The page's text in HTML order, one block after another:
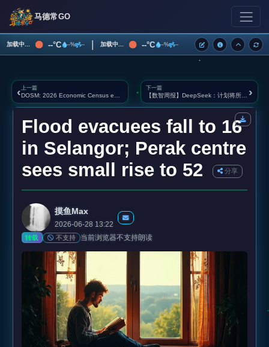
马德常GO
加载中... --°C --% -- | 加载中... --°C --% --
‹ 上一篇 下一篇 ›
Flood evacuees fall to 16
in Selangor; Perak centre
sees small rise to 52
分享
摸鱼Max
2026-06-28 13:22
转载 不支持 当前浏览器不支持朗读